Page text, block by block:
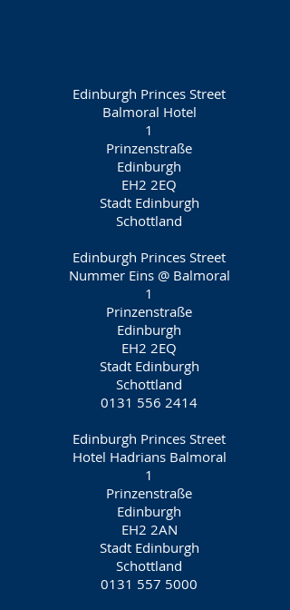
Edinburgh Princes Street
Balmoral Hotel
1
Prinzenstraße
Edinburgh
EH2 2EQ
Stadt Edinburgh
Schottland
Edinburgh Princes Street
Nummer Eins @ Balmoral
1
Prinzenstraße
Edinburgh
EH2 2EQ
Stadt Edinburgh
Schottland
0131 556 2414
Edinburgh Princes Street
Hotel Hadrians Balmoral
1
Prinzenstraße
Edinburgh
EH2 2AN
Stadt Edinburgh
Schottland
0131 557 5000